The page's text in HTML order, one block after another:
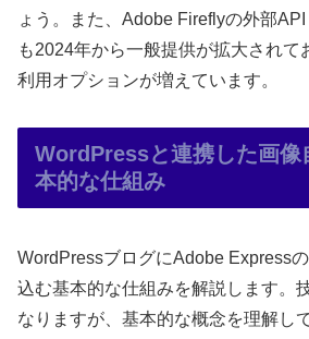
ょう。また、Adobe Fireflyの外部API
も2024年から一般提供が拡大されて
利用オプションが増えています。
WordPressと連携した画像
本的な仕組み
WordPressブログにAdobe Express
込む基本的な仕組みを解説します。
なりますが、基本的な概念を理解し